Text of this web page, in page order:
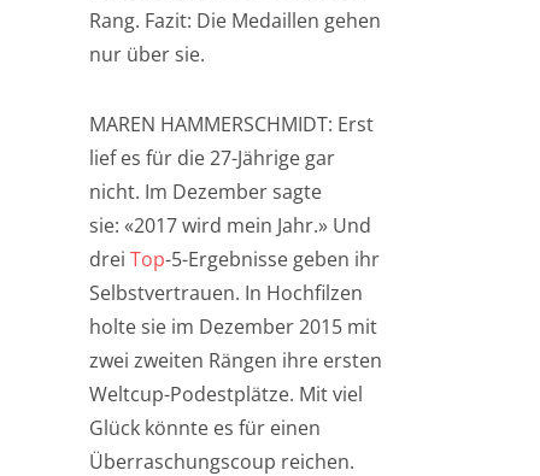
Rang. Fazit: Die Medaillen gehen
nur über sie.
MAREN HAMMERSCHMIDT: Erst
lief es für die 27-Jährige gar
nicht. Im Dezember sagte
sie: «2017 wird mein Jahr.» Und
drei Top-5-Ergebnisse geben ihr
Selbstvertrauen. In Hochfilzen
holte sie im Dezember 2015 mit
zwei zweiten Rängen ihre ersten
Weltcup-Podestplätze. Mit viel
Glück könnte es für einen
Überraschungscoup reichen.